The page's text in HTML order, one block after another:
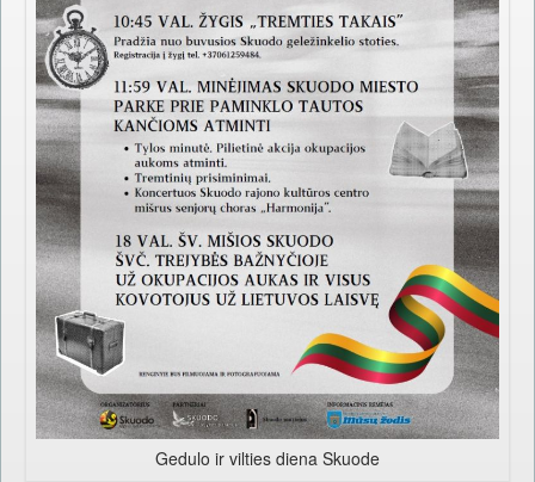
Gedulo ir vilties diena Skuode